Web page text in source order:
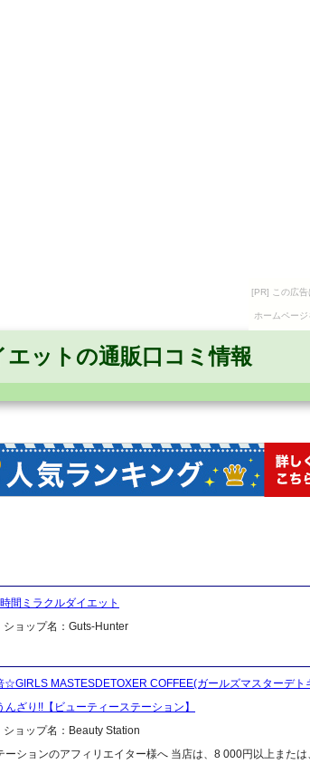
[PR] この広告
ホームペー
エットの通販口コミ情報
間ミラクルダイエット
ショップ名：Guts-Hunter
MASTESDETOXER COFFEE(ガールズマスターデト
んざり!!【ビューティーステーション】
ショップ名：Beauty Station
ーションのアフィリエイター様へ 当店は、8 000円以上また